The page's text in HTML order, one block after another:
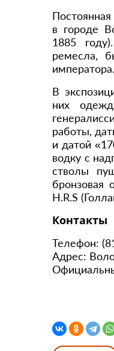
в городе
1885
ремесла,
императора.
В
них
работы,
и датой
водку с
стволы
бронзовая
H.R.S
Контакты
Телефон:
Адрес: